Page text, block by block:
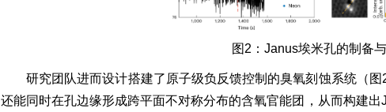
图2：Janus埃米孔的制备
研究团队进而设计搭建了原子级负反馈控制的臭氧刻蚀系统（
还能同时在孔边缘形成跨平面不对称分布的含氧官能团，从而构建